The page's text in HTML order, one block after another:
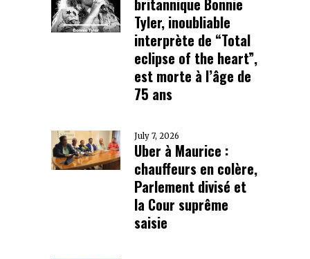
britannique Bonnie
Tyler, inoubliable
interprète de “Total
eclipse of the heart”,
est morte à l’âge de
75 ans
July 7, 2026
Uber à Maurice :
chauffeurs en colère,
Parlement divisé et
la Cour suprême
saisie